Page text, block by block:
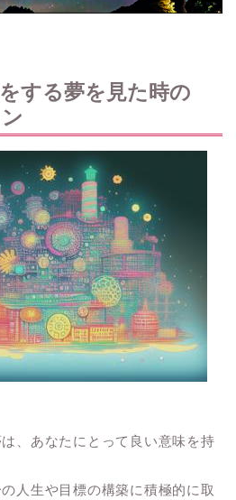
する夢を見た時の
、あなたにとって良い意味を持
人生や目標の構築に積極的に取